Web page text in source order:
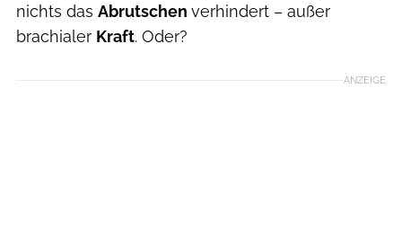
nichts das Abrutschen verhindert – außer
brachialer Kraft. Oder?
ANZEIGE